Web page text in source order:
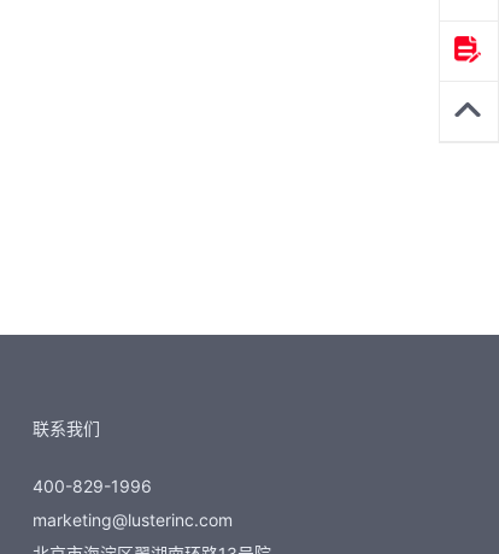
联系我们
400-829-1996
marketing@lusterinc.com